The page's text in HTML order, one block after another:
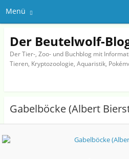
Menü
Der Beutelwolf-
Der Tier-, Zoo- und Buchblog mit
Tieren, Kryptozoologie, Aquaristik,
Gabelböcke (Albert